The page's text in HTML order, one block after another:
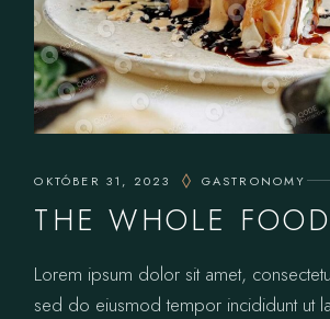
OKTÓBER 31, 2023 GASTRONOMY
THE WHOLE
Lorem ipsum dolor sit amet,
sed do eiusmod tempor incididunt ut